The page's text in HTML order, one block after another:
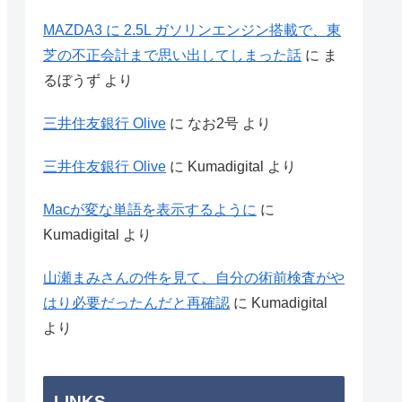
MAZDA3 に 2.5L ガソリンエンジン搭載で、東
芝の不正会計まで思い出してしまった話 に ま
るぼうず より
三井住友銀行 Olive に なお2号 より
三井住友銀行 Olive に Kumadigital より
Macが変な単語を表示するように に
Kumadigital
より
山瀬まみさんの件を見て、自分の術前検査がや
はり必要だったんだと再確認 に Kumadigital
より